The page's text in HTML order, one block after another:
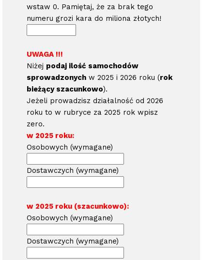
wstaw 0. Pamiętaj, że za brak tego
numeru grozi kara do miliona złotych!
UWAGA !!!
Niżej podaj ilość samochodów
sprowadzonych w 2025 i 2026 roku (rok
bieżący szacunkowo).
Jeżeli prowadzisz działalność od 2026
roku to w rubryce za 2025 rok wpisz
zero.
w 2025 roku:
Osobowych (wymagane)
Dostawczych (wymagane)
w 2025 roku (szacunkowo):
Osobowych (wymagane)
Dostawczych (wymagane)